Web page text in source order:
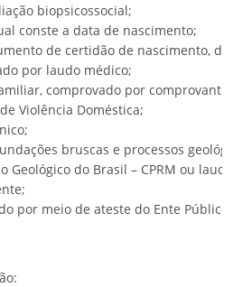
biopsicossocial;
conste a data de nascimento;
de certidão de nascimento, de
por laudo médico;
comprovado por comprovante de
Violência Doméstica;
bruscas e processos
do Brasil – CPRM ou laudo
por meio de ateste do Ente Público